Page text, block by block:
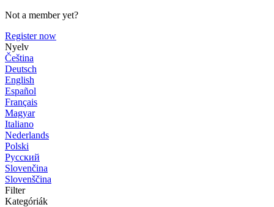
Not a member yet?
Register now
Nyelv
Čeština
Deutsch
English
Español
Français
Magyar
Italiano
Nederlands
Polski
Русский
Slovenčina
Slovenščina
Filter
Kategóriák